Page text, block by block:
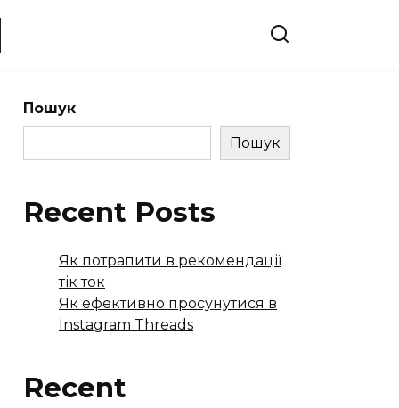
Пошук
Пошук
Recent Posts
Як потрапити в рекомендації
тік ток
Як ефективно просунутися в
Instagram Threads
Recent